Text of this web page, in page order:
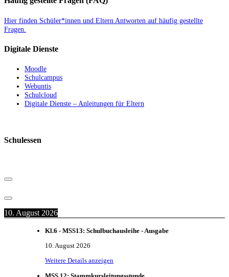
Hier finden Schüler*innen und Eltern Antworten auf häufig gestellte
Fragen.
Digitale Dienste
Moodle
Schulcampus
Webuntis
Schulcloud
Digitale Dienste – Anleitungen für Eltern
Schulessen
10. August 2026
Kl.6 - MSS13: Schulbuchausleihe - Ausgabe
10. August 2026
Weitere Details anzeigen